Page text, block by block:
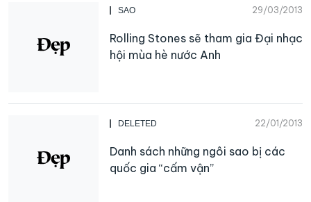
SAO 29/03/2013
Rolling Stones sẽ tham gia Đại nhạc
hội mùa hè nước Anh
DELETED 22/01/2013
Danh sách những ngôi sao bị các
quốc gia “cấm vận”